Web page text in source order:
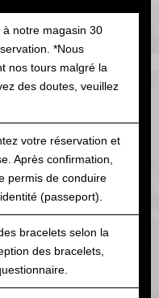
à notre magasin 30
*Nous
nos tours malgré la
des doutes, veuillez
votre réservation et
Après confirmation,
permis de conduire
(passeport).
bracelets selon la
des bracelets,